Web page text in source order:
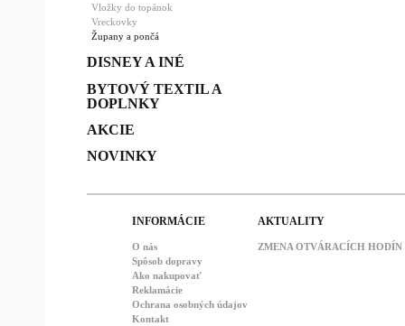
Vložky do topánok
Vreckovky
Župany a pončá
DISNEY A INÉ
BYTOVÝ TEXTIL A
DOPLNKY
AKCIE
NOVINKY
INFORMÁCIE
O nás
Spôsob dopravy
Ako nakupovať
Reklamácie
Ochrana osobných údajov
Kontakt
AKTUALITY
ZMENA OTVÁRACÍCH HODÍN